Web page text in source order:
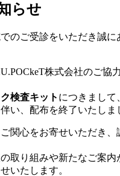
らせ
のご受診をいただき誠に
株式会社のご協
検査キット につきまして
い、配布を終了いたしま
関心をお寄せいただき
取り組みや新たなご案内
いたします。